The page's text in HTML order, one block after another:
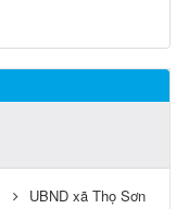
UBND xã Thọ Sơn